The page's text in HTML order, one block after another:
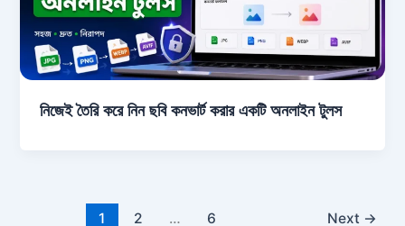
নিজেই তৈরি করে নিন ছবি কনভার্ট করার একটি অনলাইন টুলস
1 2 … 6 Next →